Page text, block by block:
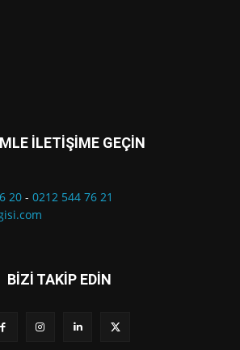
İLETİŞİME GEÇİN
20 - 0212 544 76 21
BİZİ TAKİP EDİN